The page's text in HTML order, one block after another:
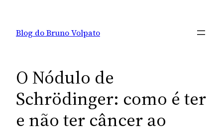
Blog do Bruno Volpato
O Nódulo de
Schrödinger: como é ter
e não ter câncer ao